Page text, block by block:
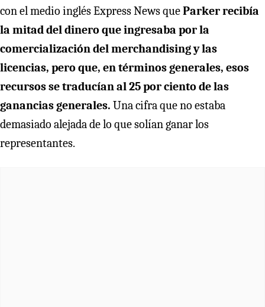
con el medio inglés Express News queParker recibía
la mitad del dinero que ingresaba por la
comercialización del merchandising y las
licencias, pero que, en términos generales, esos
recursos se traducían al 25 por ciento de las
ganancias generales. Una cifra que no estaba
demasiado alejada de lo que solían ganar los
representantes.